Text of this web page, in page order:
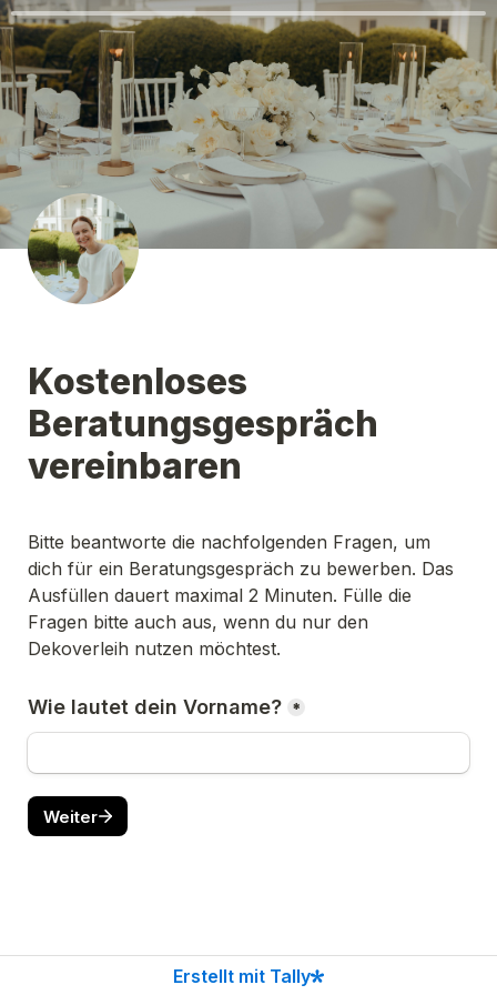
Kostenloses
Beratungsgespräch
vereinbaren
Bitte beantworte die nachfolgenden Fragen, um
dich für ein Beratungsgespräch zu bewerben. Das
Ausfüllen dauert maximal 2 Minuten. Fülle die
Fragen bitte auch aus, wenn du nur den
Dekoverleih nutzen möchtest.
Wie lautet dein Vorname? *
Weiter
Erstellt mit Tally